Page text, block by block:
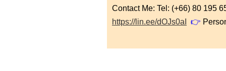
Contact Me: Tel: (+66) 80 195
https://lin.ee/dOJs0aI
👉